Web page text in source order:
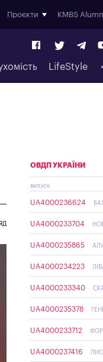
Проєкти KMBS
LifeStyle
ОВДП УКРАЇНИ
випуск
UA4000236624
UA4000233704
UA4000235865
UA4000234223
UA4000233340
UA4000235378
UA4000233712
UA4000237416